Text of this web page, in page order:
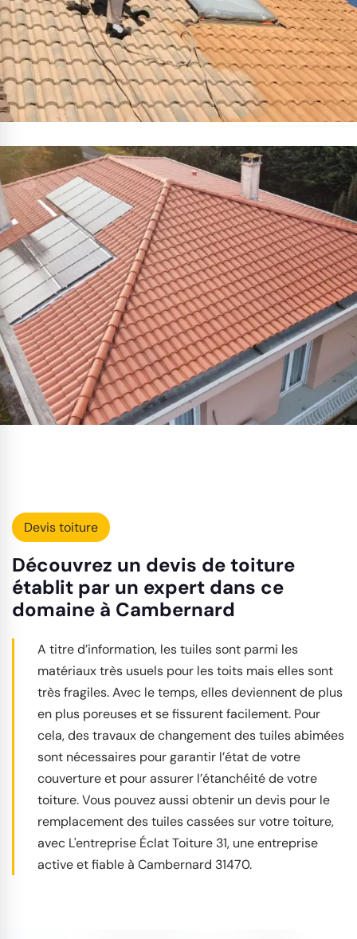
Devis toiture
Découvrez un devis de toiture
établit par un expert dans ce
domaine à Cambernard
A titre d’information, les tuiles sont parmi les
matériaux très usuels pour les toits mais elles sont
très fragiles. Avec le temps, elles deviennent de plus
en plus poreuses et se fissurent facilement. Pour
cela, des travaux de changement des tuiles abimées
sont nécessaires pour garantir l’état de votre
couverture et pour assurer l’étanchéité de votre
toiture. Vous pouvez aussi obtenir un devis pour le
remplacement des tuiles cassées sur votre toiture,
avec L'entreprise Éclat Toiture 31, une entreprise
active et fiable à Cambernard 31470.